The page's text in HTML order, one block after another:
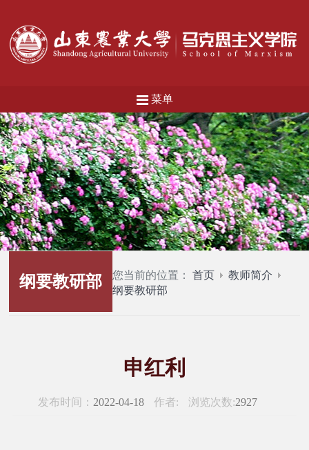
菜单
纲要教研部 您当前的位置：首页
教师简介
纲要教研部
申红利
发布时间： 2022-04-18 作者: 浏览次数:2927